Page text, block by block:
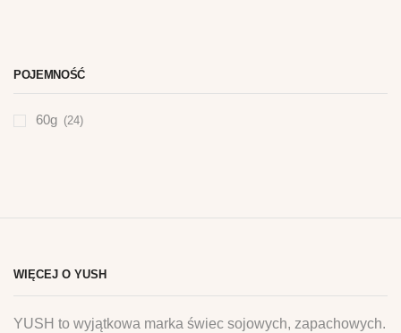
POJEMNOŚĆ
60g (24)
WIĘCEJ O YUSH
YUSH to wyjątkowa marka świec sojowych, zapachowych.